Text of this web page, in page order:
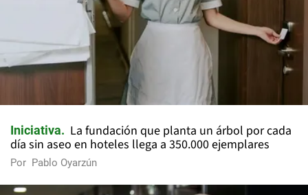
Iniciativa
La fundación que planta un árbol por cada
día sin aseo en hoteles llega a 350.000 ejemplares
Por Pablo Oyarzún